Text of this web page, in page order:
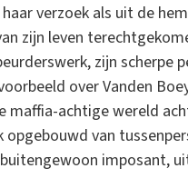
verzoek als uit de
zijn leven
zijn
over Vanden
maffia-achtige wereld
van
imposant,